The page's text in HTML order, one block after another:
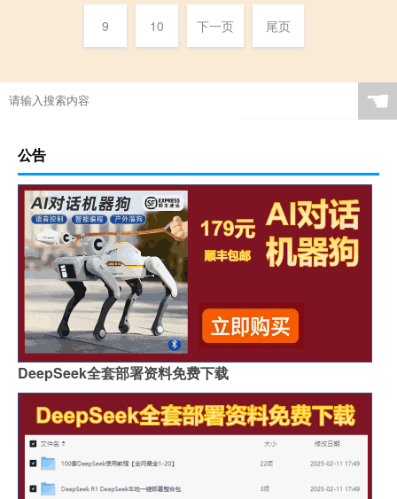
9 10 下一页 尾页
☚
公告
DeepSeek全套部署资料免费下载